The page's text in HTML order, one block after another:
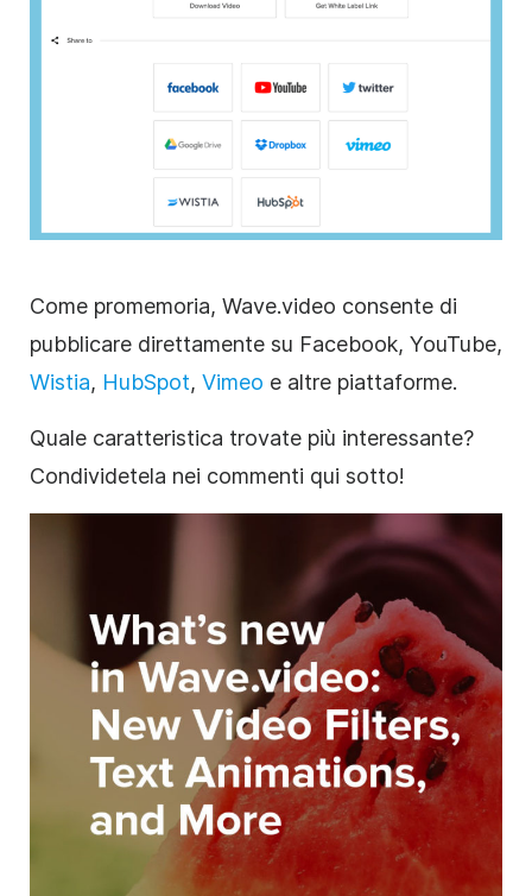
Come promemoria, Wave.video consente di
pubblicare direttamente su Facebook, YouTube,
Wistia, HubSpot, Vimeo e altre piattaforme.
Quale caratteristica trovate più interessante?
Condividetela nei commenti qui sotto!